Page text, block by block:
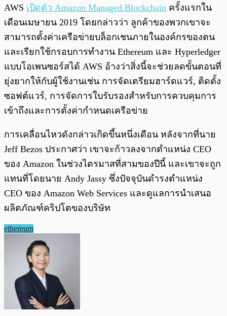
AWS เปิดตัว Amazon Managed Blockchain ครั้งแรกใน
เดือนเมษายน 2019 โดยกล่าวว่า ลูกค้าของพวกเขาจะ
สามารถตั้งค่าเครือข่ายบล็อกเชนภายในองค์กรของตน
และเรียกใช้กรอบการทำงาน Ethereum และ Hyperledger
แบบโอเพนซอร์สได้ AWS อ้างว่าสิ่งนี้จะช่วยลดขั้นตอนที่
ยุ่งยากให้กับผู้ใช้งานเช่น การจัดเตรียมฮาร์ดแวร์, ติดตั้ง
ซอฟต์แวร์, การจัดการใบรับรองสำหรับการควบคุมการ
เข้าถึงและการตั้งค่ากำหนดเครือข่าย
การเคลื่อนไหวดังกล่าวเกิดขึ้นหนึ่งเดือน หลังจากที่นาย
Jeff Bezos ประกาศว่า เขาจะก้าวลงจากตำแหน่ง CEO
ของ Amazon ในช่วงไตรมาสที่สามของปีนี้ และเขาจะถูก
แทนที่โดยนาย Andy Jassy ซึ่งปัจจุบันดำรงตำแหน่ง
CEO ของ Amazon Web Services และดูแลการนำเสนอ
ผลิตภัณฑ์คริปโตของบริษัท
ethereum